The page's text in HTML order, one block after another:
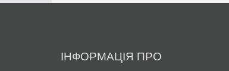
ІНФОРМАЦІЯ ПРО